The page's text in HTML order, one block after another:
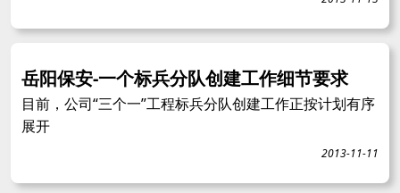
岳阳保安-一个标兵分队创建工作细节要求
目前，公司“三个一”工程标兵分队创建工作正按计划有序
展开
2013-11-11